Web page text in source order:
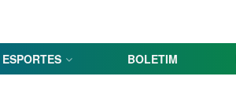
ESPORTES BOLETIM